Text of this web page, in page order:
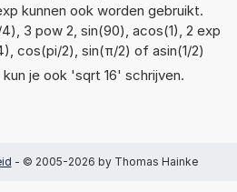
kunnen ook worden gebruikt.
3 pow 2, sin(90), acos(1), 2 exp
cos(pi/2), sin(π/2) of asin(1/2)
je ook 'sqrt 16' schrijven.
- © 2005-2026 by Thomas Hainke